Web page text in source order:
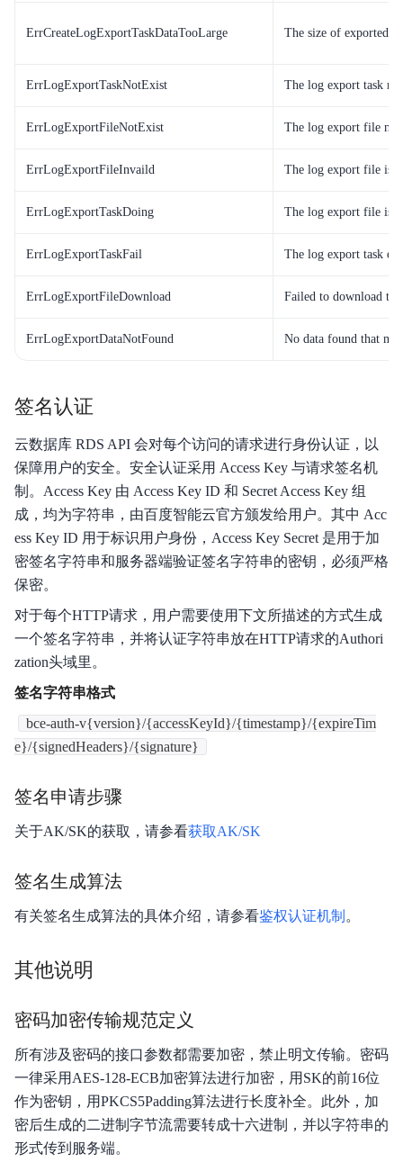
ErrCreateLogExportTaskDataTooLarge The size of exported
ErrLogExportTaskNotExist The log export task
ErrLogExportFileNotExist The log export file not
ErrLogExportFileInvaild The log export file is
ErrLogExportTaskDoing The log export file is
ErrLogExportTaskFail The log export task
ErrLogExportFileDownload Failed to download
ErrLogExportDataNotFound No data found that
签名认证
云数据库 RDS API 会对每个访问的请求进行身份认证，以
保障用户的安全。安全认证采用 Access Key 与请求签名机
制。Access Key 由 Access Key ID 和 Secret Access Key 组
成，均为字符串，由百度智能云官方颁发给用户。其中 Acc
ess Key ID 用于标识用户身份，Access Key Secret 是用于加
密签名字符串和服务器端验证签名字符串的密钥，必须严格
保密。
对于每个HTTP请求，用户需要使用下文所描述的方式生成
一个签名字符串，并将认证字符串放在HTTP请求的Authori
zation头域里。
签名字符串格式
bce-auth-v{version}/{accessKeyId}/{timestamp}/{expireTim
e}/{signedHeaders}/{signature}
签名申请步骤
关于AK/SK的获取，请参看获取AK/SK
签名生成算法
有关签名生成算法的具体介绍，请参看鉴权认证机制 。
其他说明
密码加密传输规范定义
所有涉及密码的接口参数都需要加密，禁止明文传输。密码
一律采用AES-128-ECB加密算法进行加密，用SK的前16位
作为密钥，用PKCS5Padding算法进行长度补全。此外，加
密后生成的二进制字节流需要转成十六进制，并以字符串的
形式传到服务端。